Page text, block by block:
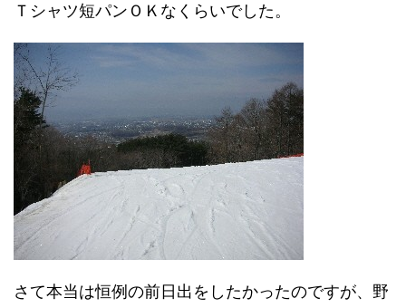
Ｔシャツ短パンＯＫなくらいでした。
さて本当は恒例の前日出をしたかったのですが、野